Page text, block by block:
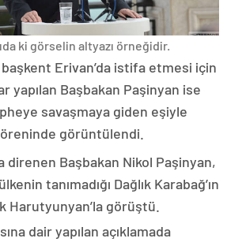
ki görselin altyazı örneğidir.
Erivan’da istifa etmesi için
yapılan Başbakan Paşinyan ise
savaşmaya giden eşiyle
görüntülendi.
direnen Başbakan Nikol Paşinyan,
tanımadığı Dağlık Karabağ’ın
Harutyunyan’la görüştü.
dair yapılan açıklamada